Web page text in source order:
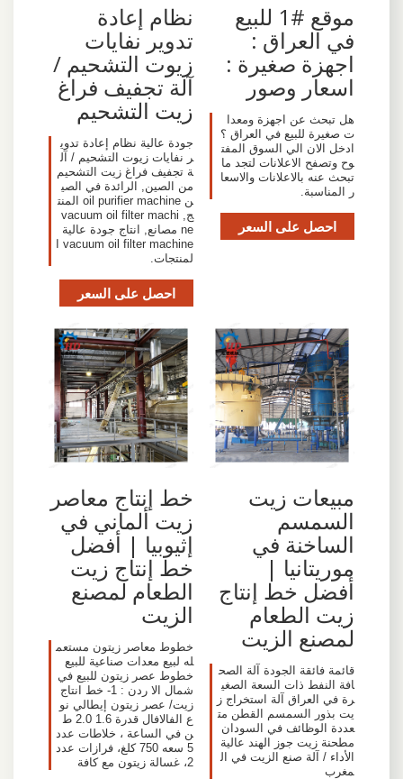
موقع #1 للبيع
في العراق :
اجهزة صغيرة :
اسعار وصور
هل تبحث عن اجهزة ومعدا
ت صغيرة للبيع في العراق ؟
ادخل الان الي السوق المفت
وح وتصفح الاعلانات لتجد ما
تبحث عنه بالاعلانات والاسعا
ر المناسبة.
احصل على السعر
نظام إعادة
تدوير نفايات
زيوت التشحيم /
آلة تجفيف فراغ
زيت التشحيم
جودة عالية نظام إعادة تدوي
ر نفايات زيوت التشحيم / آل
ة تجفيف فراغ زيت التشحيم
من الصين, الرائدة في الصي
ن oil purifier machine المنت
ج, vacuum oil filter machi
ne مصانع, انتاج جودة عالية
vacuum oil filter machine ا
لمنتجات.
احصل على السعر
مبيعات زيت
السمسم
الساخنة في
موريتانيا |
أفضل خط إنتاج
زيت الطعام
لمصنع الزيت
قائمة فائقة الجودة آلة الصح
افة النفط ذات السعة الصغي
رة في العراق آلة استخراج ز
يت بذور السمسم القطن مت
عددة الوظائف في السودان
مطحنة زيت جوز الهند عالية
الأداء / آلة صنع الزيت في ال
مغرب
خط إنتاج معاصر
زيت ألماني في
إثيوبيا | أفضل
خط إنتاج زيت
الطعام لمصنع
الزيت
خطوط معاصر زيتون مستعم
له لبيع معدات صناعية للبيع
خطوط عصر زيتون للبيع في
شمال الا ردن : 1- خط انتاج
زيت/ عصر زيتون إيطالي نو
ع الفالافال قدرة 1.6 2.0 ط
ن في الساعة ، خلاطات عدد
5 سعه 750 كلغ، فرازات عدد
2، غسالة زيتون مع كافة